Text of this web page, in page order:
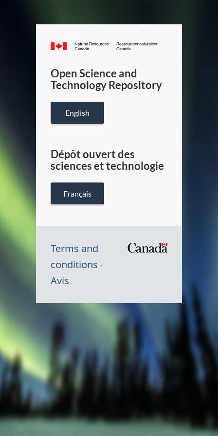
Canada.ca
/
Canada
Open Science and
Technology Repository
English
Dépôt ouvert des
sciences et technologie
Français
Terms and
conditions
Avis
Canada